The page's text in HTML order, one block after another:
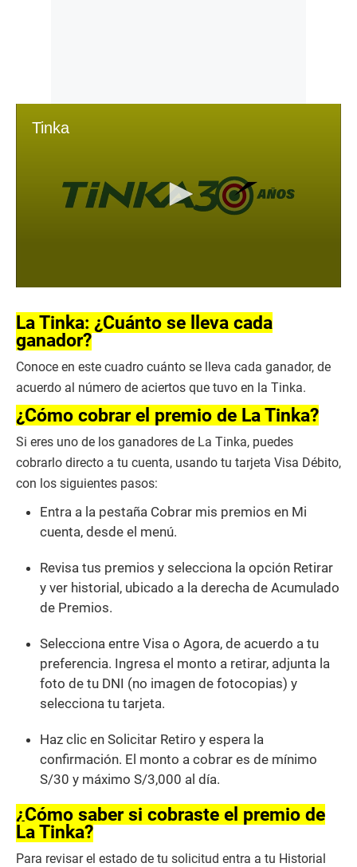
Tinka
e
c
o
d
s
o
f
2
i
n
u
t
La Tinka: ¿Cuánto se lleva cada
ganador?
Conoce en este cuadro cuánto se lleva cada ganador, de
acuerdo al número de aciertos que tuvo en la Tinka.
¿Cómo cobrar el premio de La Tinka?
Si eres uno de los ganadores de La Tinka, puedes
cobrarlo directo a tu cuenta, usando tu tarjeta Visa Débito,
con los siguientes pasos:
Entra a la pestaña Cobrar mis premios en Mi
cuenta, desde el menú.
Revisa tus premios y selecciona la opción Retirar
y ver historial, ubicado a la derecha de Acumulado
de Premios.
Selecciona entre Visa o Agora, de acuerdo a tu
preferencia. Ingresa el monto a retirar, adjunta la
foto de tu DNI (no imagen de fotocopias) y
selecciona tu tarjeta.
Haz clic en Solicitar Retiro y espera la
confirmación. El monto a cobrar es de mínimo
S/30 y máximo S/3,000 al día.
¿Cómo saber si cobraste el premio de
La Tinka?
Para revisar el estado de tu solicitud entra a tu Historial